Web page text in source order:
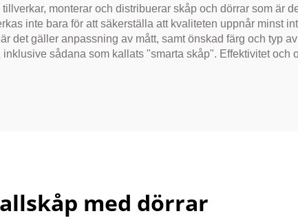
monterar och distribuerar skåp och dörrar som är
inte bara för att säkerställa att kvaliteten uppnår minst
det gäller anpassning av mått, samt önskad färg och typ
sådana som kallats "smarta skåp". Effektivitet och
med dörrar